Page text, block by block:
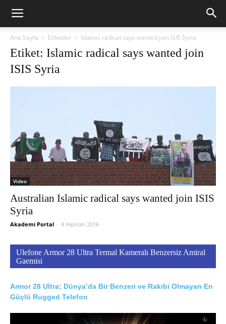
Ana Sayfa Etiketler Islamic radical says wanted join ISIS Syria
Etiket: Islamic radical says wanted join
ISIS Syria
Video
Australian Islamic radical says wanted join ISIS
Syria
Akademi Portal - 4 Haziran 2016
Ulefone Armor 28 Ultra Termal Kameralı Benzersiz Amiral
Gaemisi
Armor 28 Ultra; Dünya’da Bir Benzeri ve Rakibi Olmayan En
Güçlü Rugged Telefon